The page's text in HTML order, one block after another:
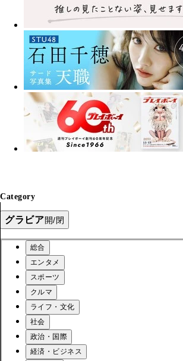
Category
グラビア開/閉
総合
エンタメ
スポーツ
クルマ
ライフ・文化
社会
政治・国際
経済・ビジネス